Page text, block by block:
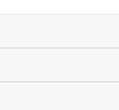
Pflege-Ausbildung
es auch, ihnen
zu zeigen, dass
Kontakt soll durch